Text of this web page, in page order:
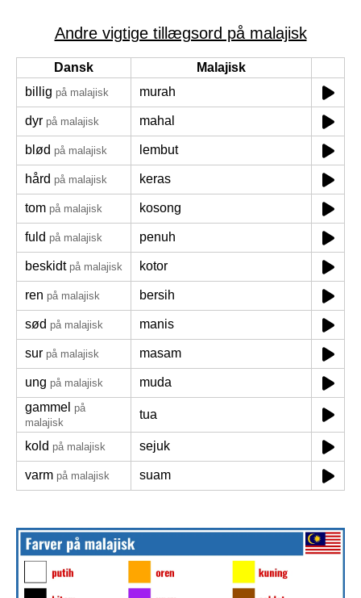
Andre vigtige tillægsord på malajisk
Dansk
Malajisk
billig på malajisk murah
dyr på malajisk mahal
blød på malajisk lembut
hård på malajisk keras
tom på malajisk kosong
fuld på malajisk penuh
beskidt på malajisk kotor
ren på malajisk bersih
sød på malajisk manis
sur på malajisk masam
ung på malajisk
muda
gammel på
malajisk
tua
kold på malajisk sejuk
varm på malajisk suam